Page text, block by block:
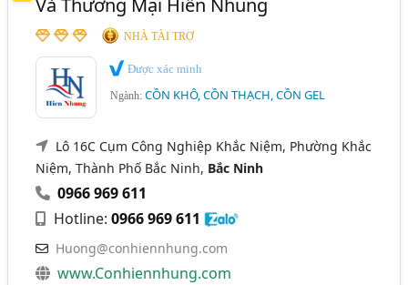
NHÀ TÀI TRỢ
Được xác minh
Ngành:CỒN KHÔ, CỒN THẠCH, CỒN GEL
Lô 16C Cụm Công Nghiệp Khắc Niệm, Phường Khắc
Niệm, Thành Phố Bắc Ninh, Bắc Ninh
0966 969 611
Hotline:0966 969 611
Huong@conhiennhung.com
www.Conhiennhung.com